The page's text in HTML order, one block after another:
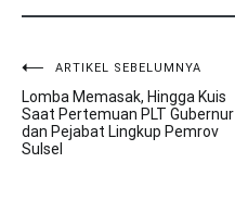
Navigasi
pos
ARTIKEL SEBELUMNYA
Lomba Memasak, Hingga Kuis
Saat Pertemuan PLT Gubernur
dan Pejabat Lingkup Pemrov
Sulsel